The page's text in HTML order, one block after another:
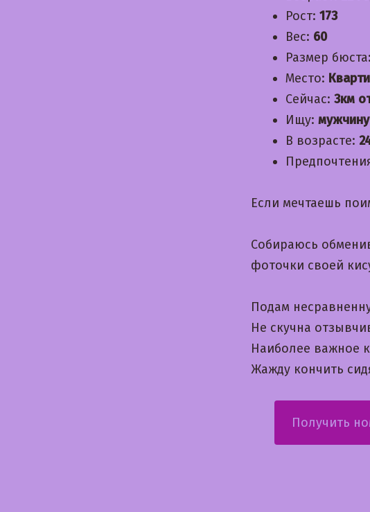
Рост: 173
Вес: 60
Размер бюста:
Место:
Сейчас: 3км
Ищу:
В возрасте:
Если мечтаешь
Собираюсь
фоточки своей
Подам
Не скучна
Наиболее важное
Жажду кончить
Получить